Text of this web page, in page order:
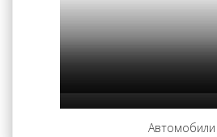
Автомобили